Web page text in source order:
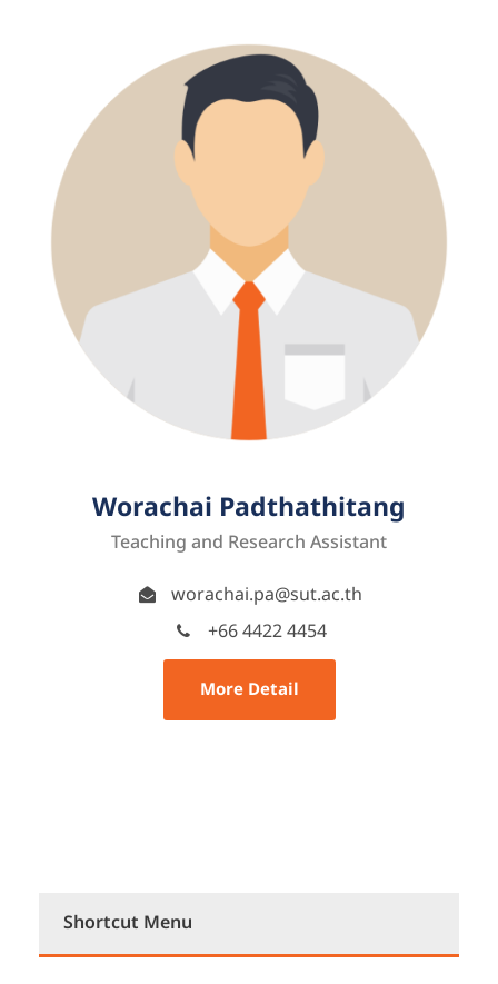
Worachai Padthathitang
Teaching and Research Assistant
worachai.pa@sut.ac.th
+66 4422 4454
More Detail
Shortcut Menu